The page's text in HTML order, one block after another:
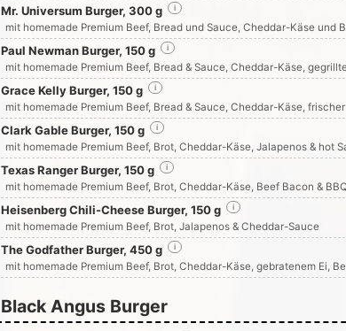
Mr. Universum Burger, 300 g i
mit homemade Premium Beef, Bread und Sauce, Cheddar-Käse und
Paul Newman Burger, 150 g i
mit homemade Premium Beef, Bread & Sauce, Cheddar-Käse,
Grace Kelly Burger, 150 g i
mit homemade Premium Beef, Bread & Sauce, Cheddar-Käse,
Clark Gable Burger, 150 g i
mit homemade Premium Beef, Brot, Cheddar-Käse, Jalapenos & hot
Texas Ranger Burger, 150 g i
mit homemade Premium Beef, Brot, Cheddar-Käse, Beef Bacon &
Heisenberg Chili-Cheese Burger, 150 g i
mit homemade Premium Beef, Brot, Jalapenos & Cheddar-Sauce
The Godfather Burger, 450 g i
mit homemade Premium Beef, Brot, Cheddar-Käse, gebratenem Ei,
Black Angus Burger